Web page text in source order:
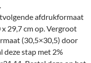
afdrukformaat
29,7 cm op. Vergroot
(30,5×30,5) door
deze stap met 2%